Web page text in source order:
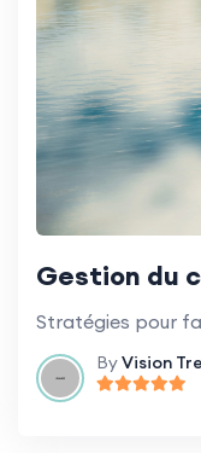
Gestion du
ByVision